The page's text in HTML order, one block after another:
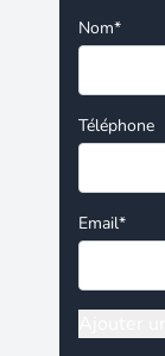
Nom*
Téléphone
Email*